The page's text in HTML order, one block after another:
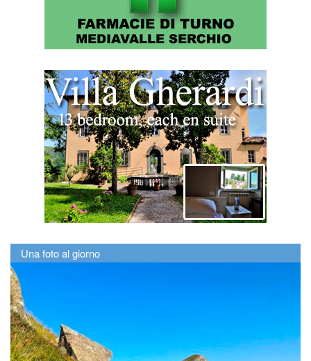
Una foto al giorno